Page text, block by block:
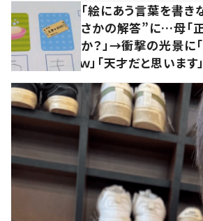
「絵にあう言葉を書き
さかの解答”に…母「
か？」→衝撃の光景に
ｗ」「天才だと思います」